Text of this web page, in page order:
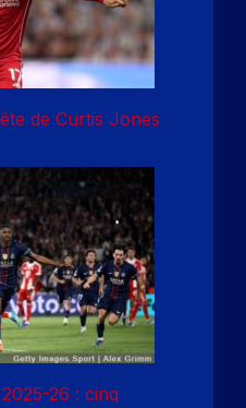
de Curtis Jones
26 : cinq